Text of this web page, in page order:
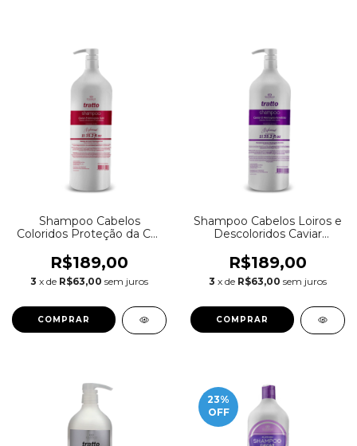
Shampoo Cabelos
Coloridos Proteção da Cor
R$189,00
3 x de R$63,00 sem juros
Shampoo Cabelos Loiros e
Descoloridos Caviar
R$189,00
3 x de R$63,00 sem juros
23%
OFF